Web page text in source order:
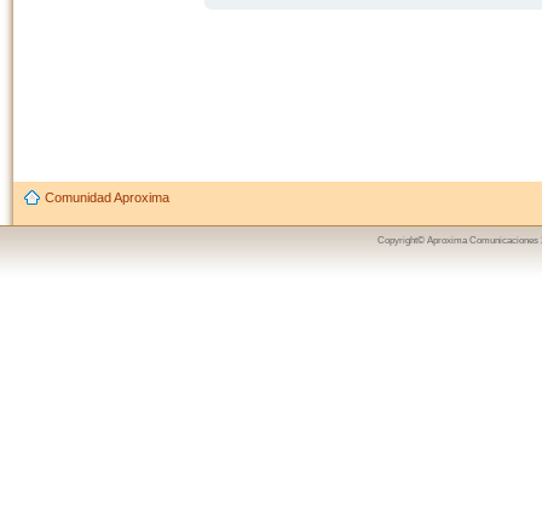
Comunidad Aproxima
Copyright© Aproxima Comunicaciones